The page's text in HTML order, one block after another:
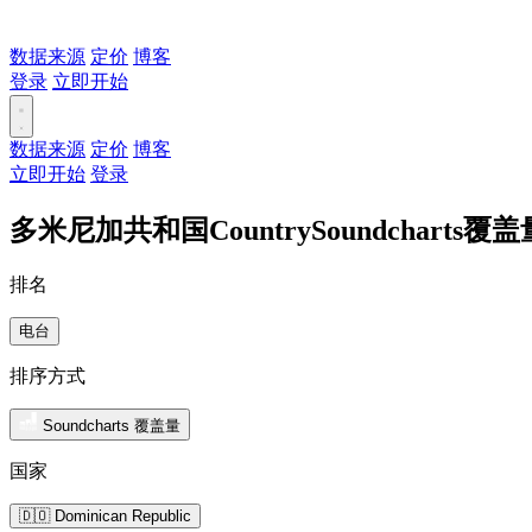
数据来源 定价 博客
登录 立即开始
数据来源 定价 博客
立即开始 登录
多米尼加共和国CountrySoundcharts覆盖
排名
电台
排序方式
Soundcharts 覆盖量
国家
🇩🇴 Dominican Republic